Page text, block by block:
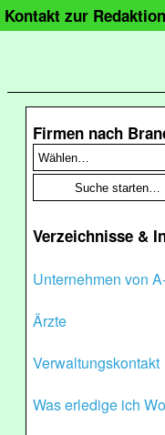
Kontakt zur
Firmen nach
Verzeichnisse &
Unternehmen von
Ärzte
Verwaltungskontakt
Was erledige ich Wo